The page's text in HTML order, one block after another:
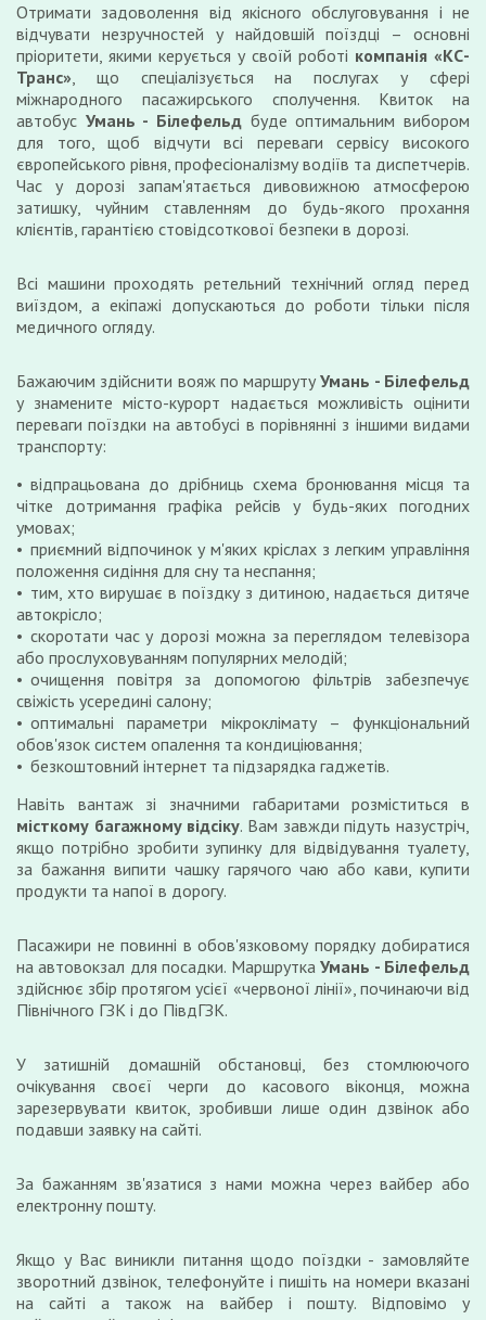
Отримати задоволення від якісного обслуговування і не
відчувати незручностей у найдовшій поїздці – основні
пріоритети, якими керується у своїй роботі компанія «КС-
Транс», що спеціалізується на послугах у сфері
міжнародного пасажирського сполучення. Квиток на
автобус Умань - Білефельд буде оптимальним вибором
для того, щоб відчути всі переваги сервісу високого
європейського рівня, професіоналізму водіїв та диспетчерів.
Час у дорозі запам'ятається дивовижною атмосферою
затишку, чуйним ставленням до будь-якого прохання
клієнтів, гарантією стовідсоткової безпеки в дорозі.
Всі машини проходять ретельний технічний огляд перед
виїздом, а екіпажі допускаються до роботи тільки після
медичного огляду.
Бажаючим здійснити вояж по маршруту Умань - Білефельд
у знамените місто-курорт надається можливість оцінити
переваги поїздки на автобусі в порівнянні з іншими видами
транспорту:
відпрацьована до дрібниць схема бронювання місця та
чітке дотримання графіка рейсів у будь-яких погодних
умовах;
приємний відпочинок у м'яких кріслах з легким управління
положення сидіння для сну та неспання;
тим, хто вирушає в поїздку з дитиною, надається дитяче
автокрісло;
скоротати час у дорозі можна за переглядом телевізора
або прослуховуванням популярних мелодій;
очищення повітря за допомогою фільтрів забезпечує
свіжість усередині салону;
оптимальні параметри мікроклімату – функціональний
обов'язок систем опалення та кондиціювання;
безкоштовний інтернет та підзарядка гаджетів.
Навіть вантаж зі значними габаритами розміститься в
місткому багажному відсіку. Вам завжди підуть назустріч,
якщо потрібно зробити зупинку для відвідування туалету,
за бажання випити чашку гарячого чаю або кави, купити
продукти та напої в дорогу.
Пасажири не повинні в обов'язковому порядку добиратися
на автовокзал для посадки. МаршруткаУмань - Білефельд
здійснює збір протягом усієї «червоної лінії», починаючи від
Північного ГЗК і до ПівдГЗК.
У затишній домашній обстановці, без стомлюючого
очікування своєї черги до касового віконця, можна
зарезервувати квиток, зробивши лише один дзвінок або
подавши заявку на сайті.
За бажанням зв'язатися з нами можна через вайбер або
електронну пошту.
Якщо у Вас виникли питання щодо поїздки - замовляйте
зворотний дзвінок, телефонуйте і пишіть на номери вказані
на сайті а також на вайбер і пошту. Відповімо у